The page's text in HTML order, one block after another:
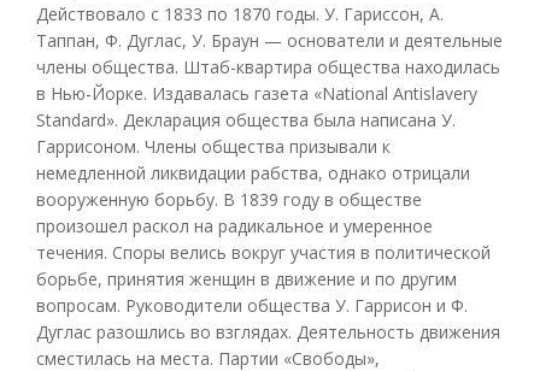
Действовало с 1833 по 1870 годы. У. Гариссон, А.
Таппан, Ф. Дуглас, У. Браун — основатели и деятельные
члены общества. Штаб-квартира общества находилась
в Нью-Йорке. Издавалась газета «National Antislavery
Standard». Декларация общества была написана У.
Гаррисоном. Члены общества призывали к
немедленной ликвидации рабства, однако отрицали
вооруженную борьбу. В 1839 году в обществе
произошел раскол на радикальное и умеренное
течения. Споры велись вокруг участия в политической
борьбе, принятия женщин в движение и по другим
вопросам. Руководители общества У. Гаррисон и Ф.
Дуглас разошлись во взглядах. Деятельность движения
сместилась на места. Партии «Свободы»,